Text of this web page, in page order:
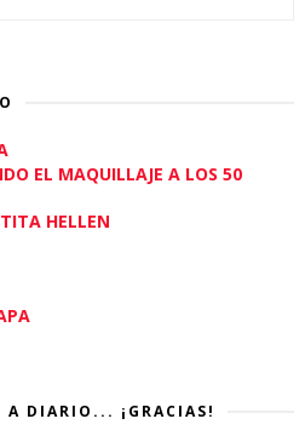
EL MAQUILLAJE A LOS 50
HELLEN
A DIARIO... ¡GRACIAS!